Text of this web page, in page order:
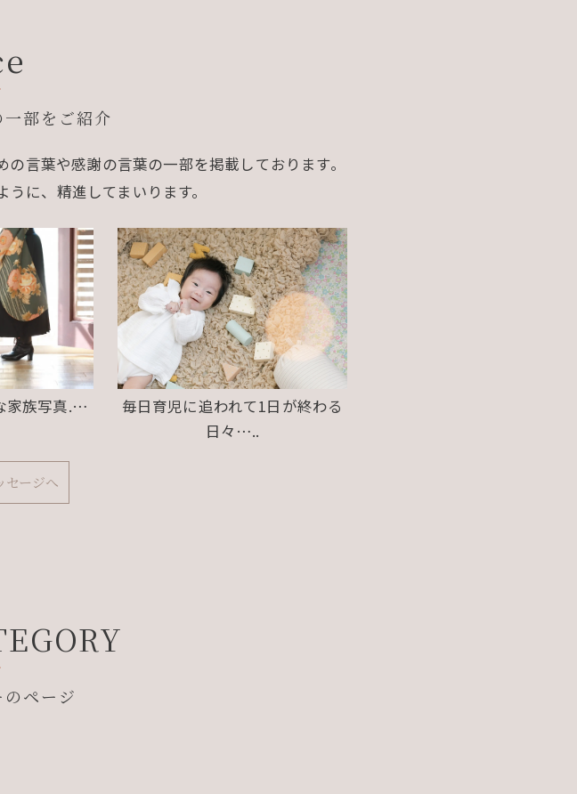
部をご紹介
言葉や感謝の言葉の一部を掲載しております。
に、精進してまいります。
家族写真.…
毎日育児に追われて1日が終わる
日々…..
セージへ
ページ